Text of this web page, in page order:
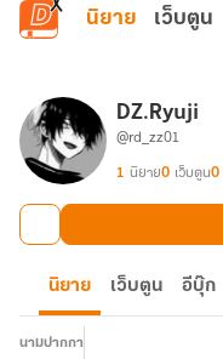
ข้ามไปยังเนื้อหาหลัก
นิยาย เว็บตูน
DZ.Ryuji
@rd_zz01
1 นิยาย0 เว็บตูน0
นิยาย เว็บตูน อีบุ๊ก
นามปากกา